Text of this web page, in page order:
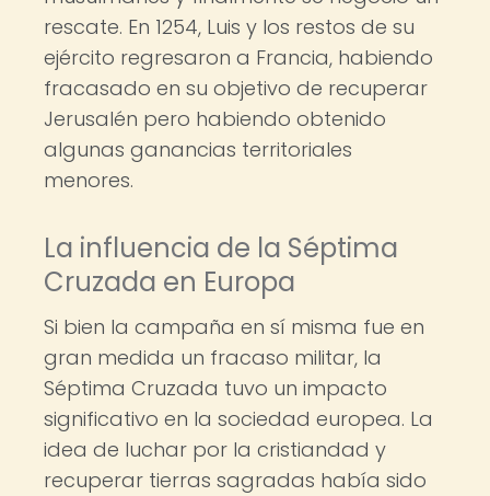
rescate. En 1254, Luis y los restos de su
ejército regresaron a Francia, habiendo
fracasado en su objetivo de recuperar
Jerusalén pero habiendo obtenido
algunas ganancias territoriales
menores.
La influencia de la Séptima
Cruzada en Europa
Si bien la campaña en sí misma fue en
gran medida un fracaso militar, la
Séptima Cruzada tuvo un impacto
significativo en la sociedad europea. La
idea de luchar por la cristiandad y
recuperar tierras sagradas había sido